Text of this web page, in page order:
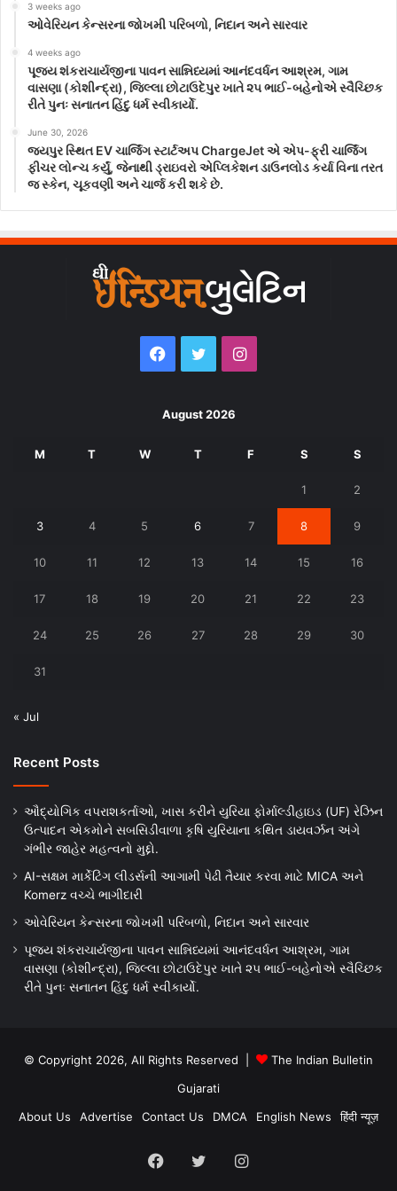
3 weeks ago
ઓવેરિયન કેન્સરના જોખમી પરિબળો, નિદાન અને સારવાર
4 weeks ago
પૂજ્ય શંકરાચાર્યજીના પાવન સાન્નિધ્યમાં આનંદવર્ધન આશ્રમ, ગામ
વાસણા (કોશીન્દ્રા), જિલ્લા છોટાઉદેપુર ખાતે ૨૫ ભાઈ-બહેનોએ સ્વૈચ્છિક
રીતે પુનઃ સનાતન હિંદુ ધર્મ સ્વીકાર્યો.
June 30, 2026
જયપુર સ્થિત EV ચાર્જિંગ સ્ટાર્ટઅપ ChargeJet એ એપ-ફ્રી ચાર્જિંગ
ફીચર લોન્ચ કર્યું, જેનાથી ડ્રાઇવરો એપ્લિકેશન ડાઉનલોડ કર્યા વિના તરત
જ સ્કેન, ચૂકવણી અને ચાર્જ કરી શકે છે.
Facebook
TwitterInstagram
August 2026
M T W T F S S
1 2
3 4 5 6 7 8 9
10 11 12 13 14 15 16
17 18 19 20 21 22 23
24 25 26 27 28 29 30
31
« Jul
Recent Posts
ઔદ્યોગિક વપરાશકર્તાઓ, ખાસ કરીને યુરિયા ફોર્માલ્ડીહાઇડ (UF) રેઝિન
ઉત્પાદન એકમોને સબસિડીવાળા કૃષિ યુરિયાના કથિત ડાયવર્ઝન અંગે
ગંભીર જાહેર મહત્વનો મુદ્દો.
AI-સક્ષમ માર્કેટિંગ લીડર્સની આગામી પેઢી તૈયાર કરવા માટે MICA અને
Komerz વચ્ચે ભાગીદારી
ઓવેરિયન કેન્સરના જોખમી પરિબળો, નિદાન અને સારવાર
પૂજ્ય શંકરાચાર્યજીના પાવન સાન્નિધ્યમાં આનંદવર્ધન આશ્રમ, ગામ
વાસણા (કોશીન્દ્રા), જિલ્લા છોટાઉદેપુર ખાતે ૨૫ ભાઈ-બહેનોએ સ્વૈચ્છિક
રીતે પુનઃ સનાતન હિંદુ ધર્મ સ્વીકાર્યો.
© Copyright 2026, All Rights Reserved |
The Indian Bulletin
Gujarati
About Us
Advertise Contact Us DMCA English News हिंदी न्यूज़
Facebook
TwitterInstagram